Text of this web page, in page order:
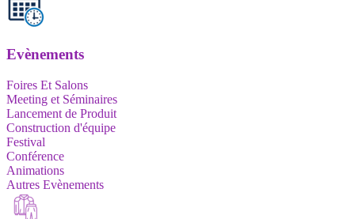
Evènements
Foires Et Salons
Meeting et Séminaires
Lancement de Produit
Construction d'équipe
Festival
Conférence
Animations
Autres Evènements